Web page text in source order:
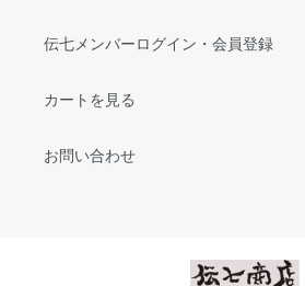
伝七メンバーログイン・会員登録
カートを見る
お問い合わせ